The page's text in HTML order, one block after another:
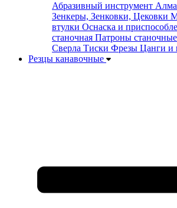
Абразивный инструмент
Зенкеры, Зенковки, Цековки
втулки Оснаска и
станочная Патроны станочные
Сверла Тиски Фрезы Цанги и
Резцы канавочные